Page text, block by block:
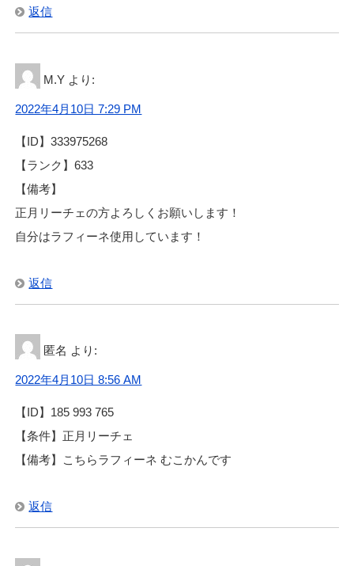
返信
M.Y より:
2022年4月10日 7:29 PM
【ID】333975268
【ランク】633
【備考】
正月リーチェの方よろしくお願いします！
自分はラフィーネ使用しています！
返信
匿名 より:
2022年4月10日 8:56 AM
【ID】185 993 765
【条件】正月リーチェ
【備考】こちらラフィーネ むこかんです
返信